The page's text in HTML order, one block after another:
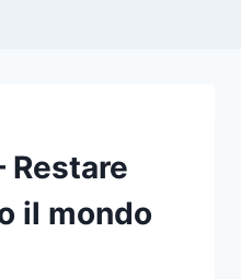
Restare
il mondo